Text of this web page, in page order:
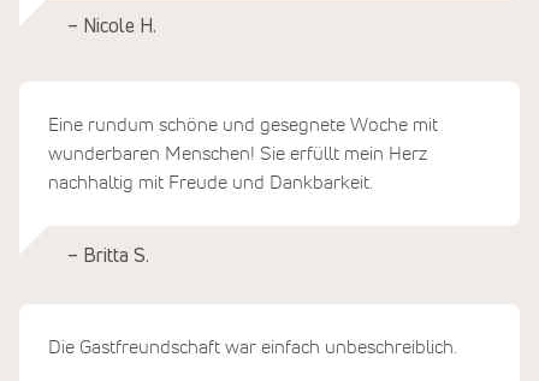
– Nicole H.
Eine rundum schöne und gesegnete Woche mit
wunderbaren Menschen! Sie erfüllt mein Herz
nachhaltig mit Freude und Dankbarkeit.
– Britta S.
Die Gastfreundschaft war einfach unbeschreiblich.